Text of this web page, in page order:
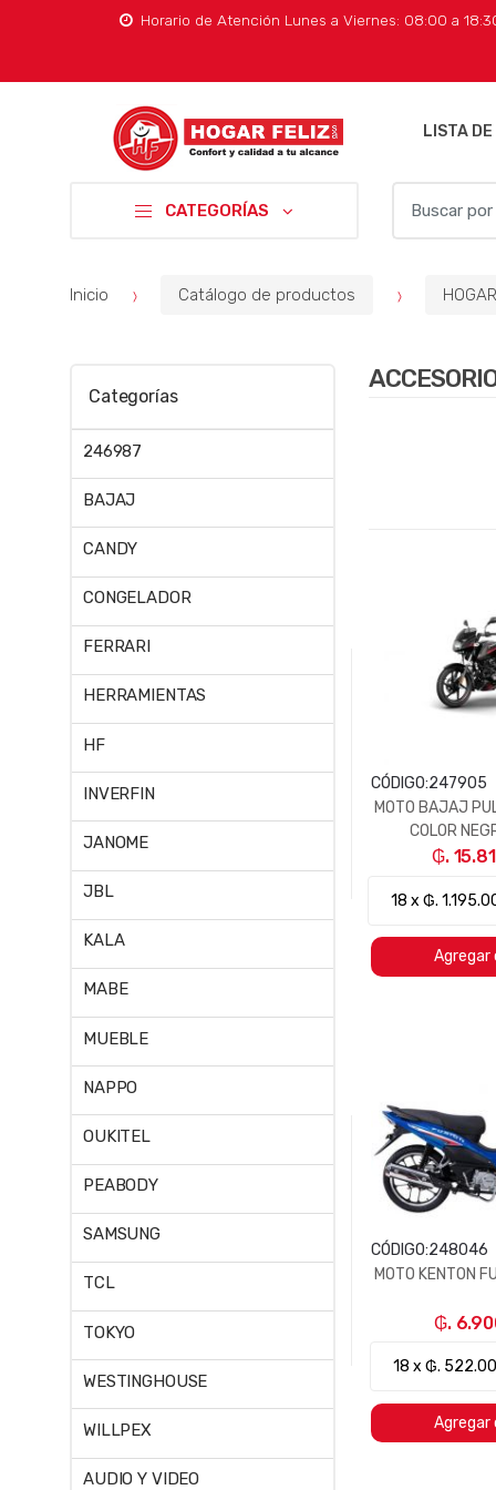
Horario de Atención Lunes a Viernes: 08:00 a
LISTA
CATEGORÍAS
a
o
Inicio Catálogo de productos
CÓDIGO:247905
MOTO BAJAJ
COLOR
₲.
CÓDIGO:248046
MOTO KENTON
₲.
Categorías
246987
BAJAJ
CANDY
CONGELADOR
FERRARI
HERRAMIENTAS
HF
INVERFIN
JANOME
JBL
KALA
MABE
MUEBLE
NAPPO
OUKITEL
PEABODY
SAMSUNG
TCL
TOKYO
WESTINGHOUSE
WILLPEX
AUDIO Y VIDEO